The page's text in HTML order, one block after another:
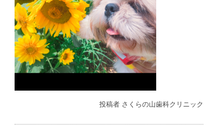
投稿者 さくらの山歯科クリニック